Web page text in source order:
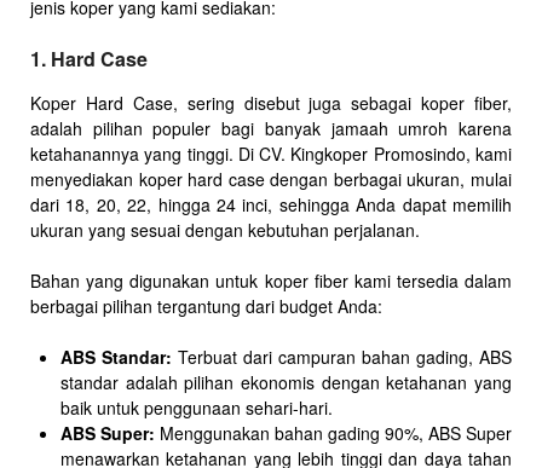
jenis koper yang kami sediakan:
1. Hard Case
Koper Hard Case, sering disebut juga sebagai koper fiber,
adalah pilihan populer bagi banyak jamaah umroh karena
ketahanannya yang tinggi. Di CV. Kingkoper Promosindo, kami
menyediakan koper hard case dengan berbagai ukuran, mulai
dari 18, 20, 22, hingga 24 inci, sehingga Anda dapat memilih
ukuran yang sesuai dengan kebutuhan perjalanan.
Bahan yang digunakan untuk koper fiber kami tersedia dalam
berbagai pilihan tergantung dari budget Anda:
ABS Standar: Terbuat dari campuran bahan gading, ABS
standar adalah pilihan ekonomis dengan ketahanan yang
baik untuk penggunaan sehari-hari.
ABS Super: Menggunakan bahan gading 90%, ABS Super
menawarkan ketahanan yang lebih tinggi dan daya tahan